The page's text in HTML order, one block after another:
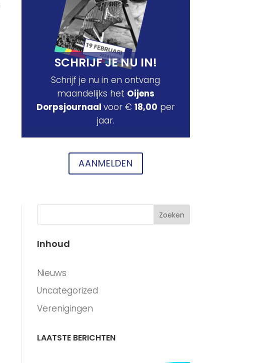
SCHRIJF JE NU IN!
Schrijf je nu in en ontvang
maandelijks het Oijens
Dorpsjournaal voor € 18,00 per
jaar.
AANMELDEN
Zoeken
Inhoud
Nieuws
Uncategorized
Verenigingen
LAATSTE BERICHTEN